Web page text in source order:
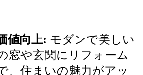
値向上: モダンで美しい
窓や玄関にリフォーム
、住まいの魅力がアッ